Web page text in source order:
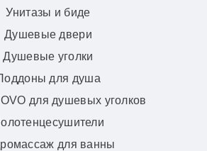
Унитазы и биде
Душевые двери
Душевые уголки
для душа
для душевых уголков
для ванны